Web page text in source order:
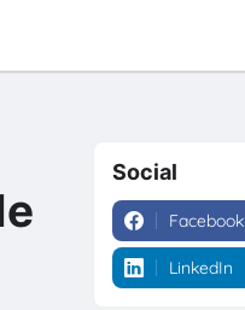
Social
Facebook
LinkedIn